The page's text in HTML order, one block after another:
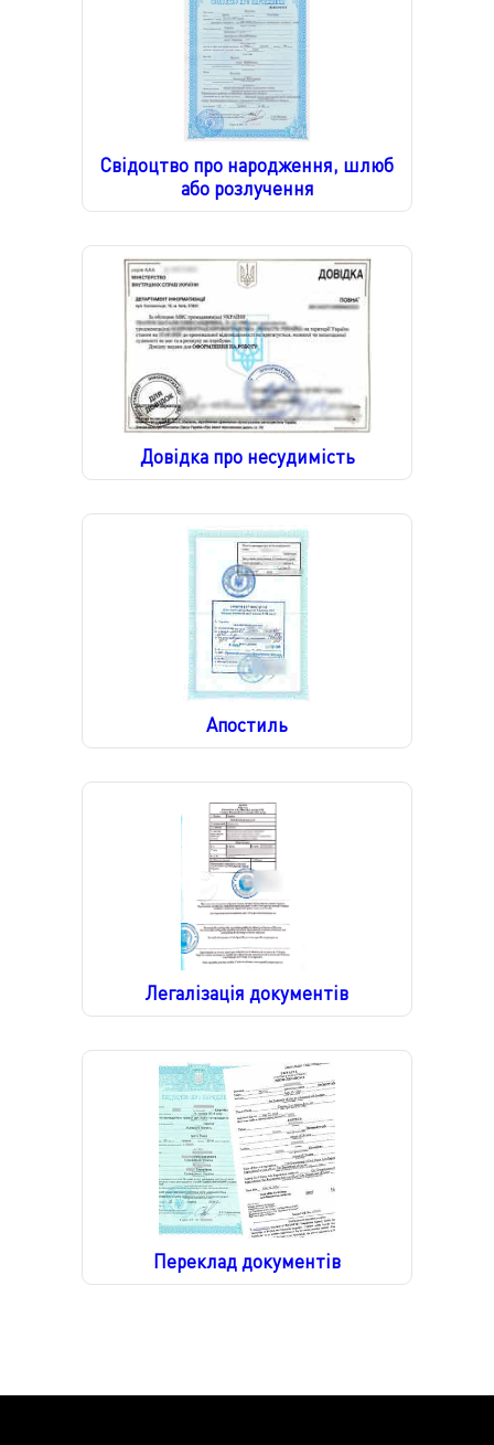
Свідоцтво про народження, шлюб
або розлучення
Довідка про несудимість
Апостиль
Легалізація документів
Переклад документів